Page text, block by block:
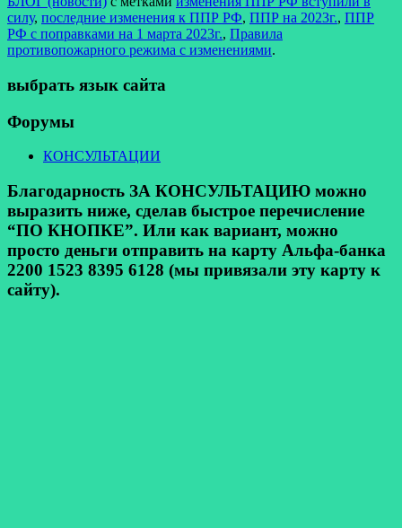
силу, последние изменения к ППР РФ, ППР на 2023г., ППР
РФ с поправками на 1 марта 2023г., Правила
противопожарного режима с изменениями.
выбрать язык сайта
Форумы
КОНСУЛЬТАЦИИ
Благодарность ЗА КОНСУЛЬТАЦИЮ можно
выразить ниже, сделав быстрое перечисление
“ПО КНОПКЕ”. Или как вариант, можно
просто деньги отправить на карту Альфа-банка
2200 1523 8395 6128 (мы привязали эту карту к
сайту).